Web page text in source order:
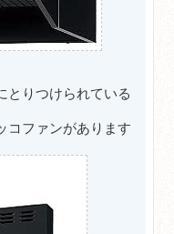
とりつけられている
コファンがあります